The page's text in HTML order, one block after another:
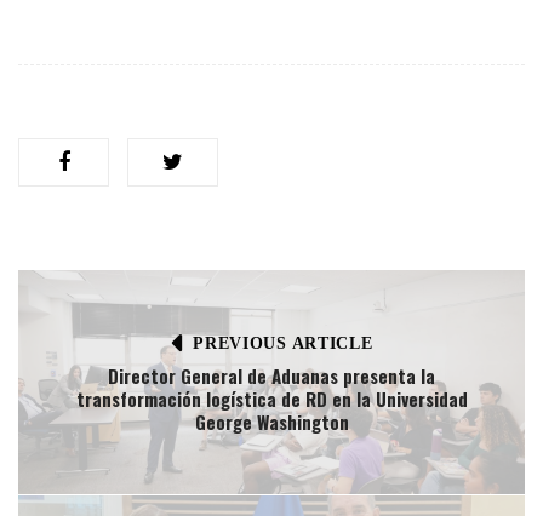
PREVIOUS ARTICLE
Director General de Aduanas presenta la
transformación logística de RD en la Universidad
George Washington